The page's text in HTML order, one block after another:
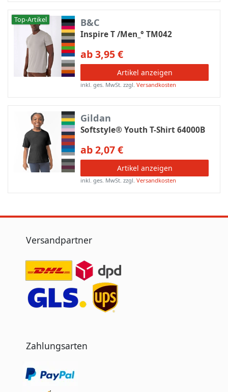
Top-Artikel B&C
Inspire T /Men_° TM042
ab 3,95 €
Artikel anzeigen
inkl. ges. MwSt. zzgl.Versandkosten
Gildan
Softstyle® Youth T-Shirt 64000B
ab 2,07 €
Artikel anzeigen
inkl. ges. MwSt. zzgl.Versandkosten
Versandpartner
Zahlungsarten